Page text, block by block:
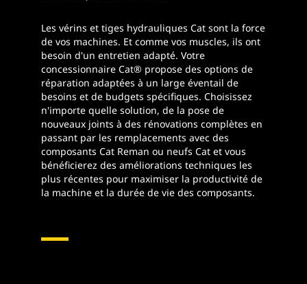
Les vérins et tiges hydrauliques Cat sont la force
de vos machines. Et comme vos muscles, ils ont
besoin d'un entretien adapté. Votre
concessionnaire Cat® propose des options de
réparation adaptées à un large éventail de
besoins et de budgets spécifiques. Choisissez
n'importe quelle solution, de la pose de
nouveaux joints à des rénovations complètes en
passant par les remplacements avec des
composants Cat Reman ou neufs Cat et vous
bénéficierez des améliorations techniques les
plus récentes pour maximiser la productivité de
la machine et la durée de vie des composants.